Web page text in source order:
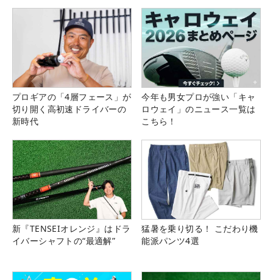
プロギアの「4層フェース」が
切り開く高初速ドライバーの
新時代
今年も男女プロが強い「キャ
ロウェイ」のニュース一覧は
こちら！
新『TENSEIオレンジ』はドラ
イバーシャフトの“最適解”
猛暑を乗り切る！ こだわり機
能派パンツ4選